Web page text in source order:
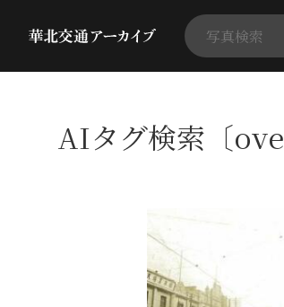
AIタグ検索〔